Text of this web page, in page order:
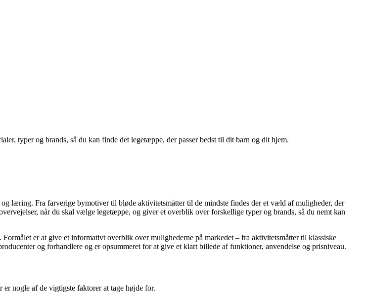
typer og brands, så du kan finde det legetæppe, der passer bedst til dit barn og dit hjem.
læring. Fra farverige bymotiver til bløde aktivitetsmåtter til de mindste findes der et væld af muligheder, der
når du skal vælge legetæppe, og giver et overblik over forskellige typer og brands, så du nemt kan
er at give et informativt overblik over mulighederne på markedet – fra aktivitetsmåtter til klassiske
og forhandlere og er opsummeret for at give et klart billede af funktioner, anvendelse og prisniveau.
nogle af de vigtigste faktorer at tage højde for.